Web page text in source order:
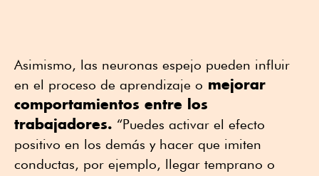
Asimismo, las neuronas espejo pueden influir
en el proceso de aprendizaje o mejorar
comportamientos entre los
trabajadores. “Puedes activar el efecto
positivo en los demás y hacer que imiten
conductas, por ejemplo, llegar temprano o